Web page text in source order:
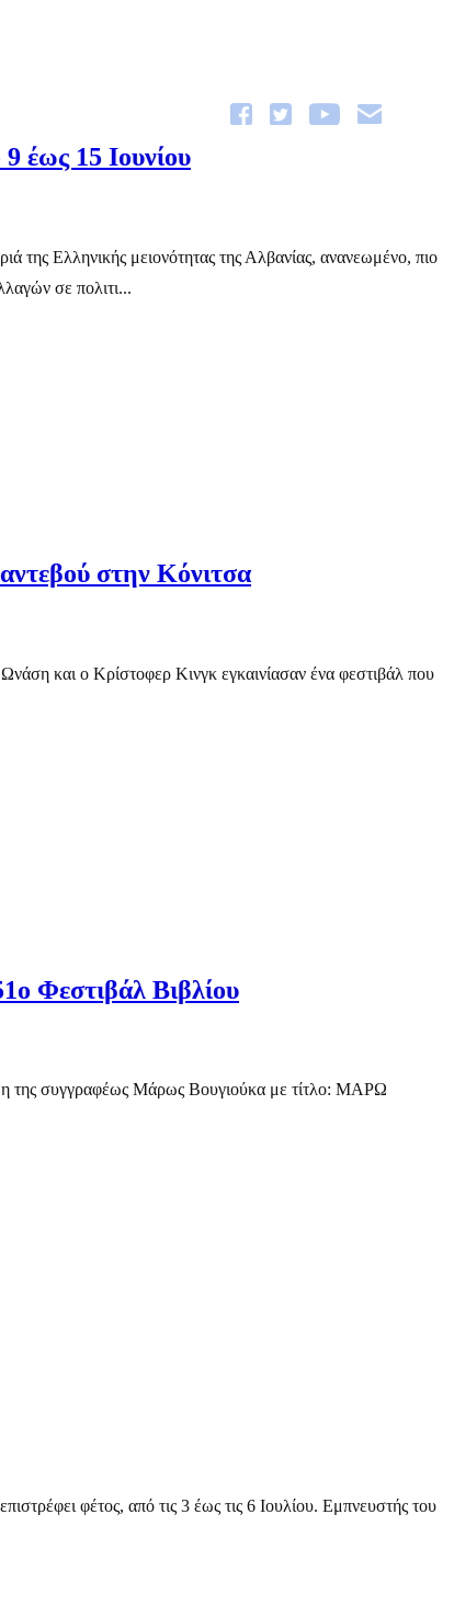
έως 15 Ιουνίου
της Ελληνικής μειονότητας της Αλβανίας, ανανεωμένο, πιο
σε πολιτι...
στην Κόνιτσα
και ο Κρίστοφερ Κινγκ εγκαινίασαν ένα φεστιβάλ που
Φεστιβάλ Βιβλίου
της συγγραφέως Μάρως Βουγιούκα με τίτλο: ΜΑΡΩ
φέτος, από τις 3 έως τις 6 Ιουλίου. Εμπνευστής του